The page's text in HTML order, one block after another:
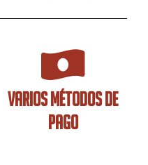
VARIOS MÉTODOS DE
PAGO